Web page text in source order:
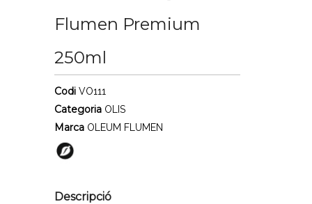
Flumen Premium
250ml
CodiVO111
Categoria OLIS
Marca OLEUM FLUMEN
Descripció